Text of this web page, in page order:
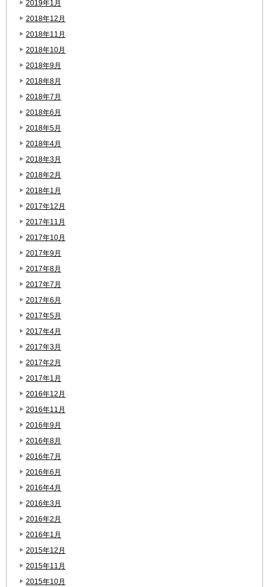
2019年1月
2018年12月
2018年11月
2018年10月
2018年9月
2018年8月
2018年7月
2018年6月
2018年5月
2018年4月
2018年3月
2018年2月
2018年1月
2017年12月
2017年11月
2017年10月
2017年9月
2017年8月
2017年7月
2017年6月
2017年5月
2017年4月
2017年3月
2017年2月
2017年1月
2016年12月
2016年11月
2016年9月
2016年8月
2016年7月
2016年6月
2016年4月
2016年3月
2016年2月
2016年1月
2015年12月
2015年11月
2015年10月